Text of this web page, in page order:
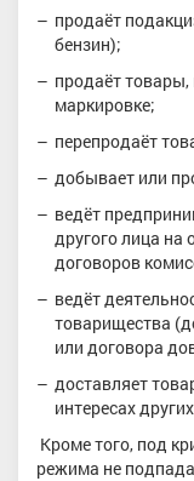
продаёт
бензин);
продаёт
маркировке;
перепродаёт
добывает или
ведёт
другого лица на
договоров
ведёт
товарищества
или договора
доставляет
интересах
Кроме того, под
режима не